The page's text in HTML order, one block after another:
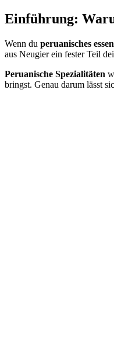
Einführung:
Wenn du peruanisches
aus Neugier ein fester Teil
Peruanische Spezialitäten
bringst. Genau darum lässt